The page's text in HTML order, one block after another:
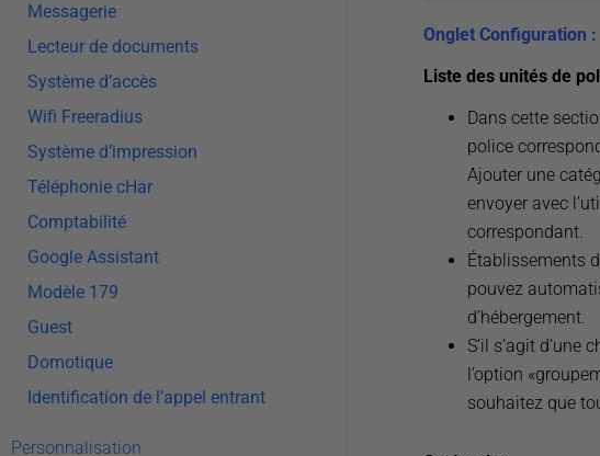
Messagerie
Lecteur de documents
Système d’accès
Wifi Freeradius
Système d’impression
Téléphonie cHar
Comptabilité
Google Assistant
Modèle 179
Guest
Domotique
Identification de l’appel entrant
Personnalisation
Onglet Configuration :
Liste des unités de
Dans cette
police
Ajouter une
envoyer avec
correspondant.
Établissements
pouvez
d’hébergement.
S’il s’agit d’une
l’option
souhaitez que